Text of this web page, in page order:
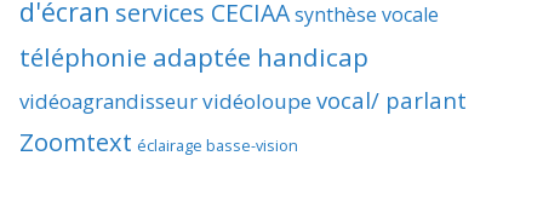
d'écran services CECIAAsynthèse vocale
téléphonie adaptée handicap
vidéoagrandisseurvidéoloupevocal/ parlant
Zoomtext éclairage basse-vision